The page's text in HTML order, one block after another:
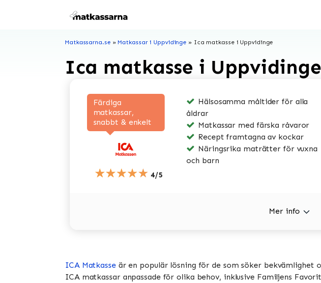
Matkassarna.se» Matkassar i Uppvidinge » Ica matkasse i Uppvidinge
Ica matkasse i Uppvidinge
Färdiga
matkassar,
snabbt & enkelt
★★★★★ 4/5
Hälsosamma måltider för alla
åldrar
Matkassar med färska råvaror
Recept framtagna av kockar
Näringsrika maträtter för vuxna
och barn
Mer info
ICA Matkasseär en populär lösning för de som söker bekvämlighet
ICA matkassar anpassade för olika behov, inklusive Familjens